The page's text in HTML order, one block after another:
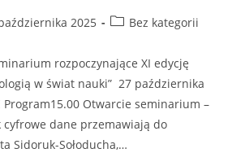
2025
PostBez kategorii
rozpoczynające XI edycję
w świat nauki” 27 października
Program15.00 Otwarcie seminarium –
cyfrowe dane przemawiają do
Sidoruk-Sołoducha,…